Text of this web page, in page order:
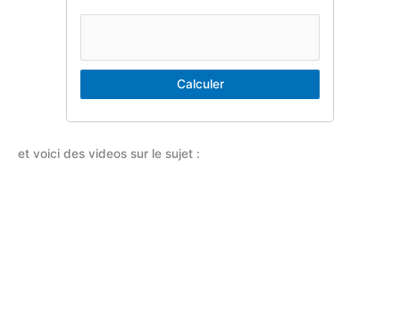
Calculer
et voici des videos sur le sujet :